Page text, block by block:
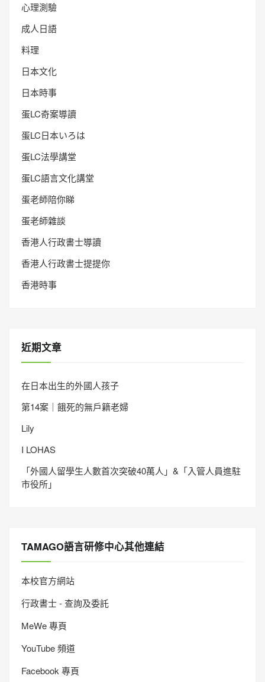
心理測驗
成人日語
料理
日本文化
日本時事
蛋LC奇案導讀
蛋LC日本いろは
蛋LC法學講堂
蛋LC語言文化講堂
蛋老師陪你睇
蛋老師雜談
香港人行政書士導讀
香港人行政書士提提你
香港時事
近期文章
在日本出生的外國人孩子
第14案｜餓死的無戶籍老婦
Lily
I LOHAS
「外國人留學生人數首次突破40萬人」&「入管人員進駐
市役所」
TAMAGO語言研修中心其他連結
本校官方網站
行政書士 - 查詢及委託
MeWe 專頁
YouTube 頻道
Facebook 專頁